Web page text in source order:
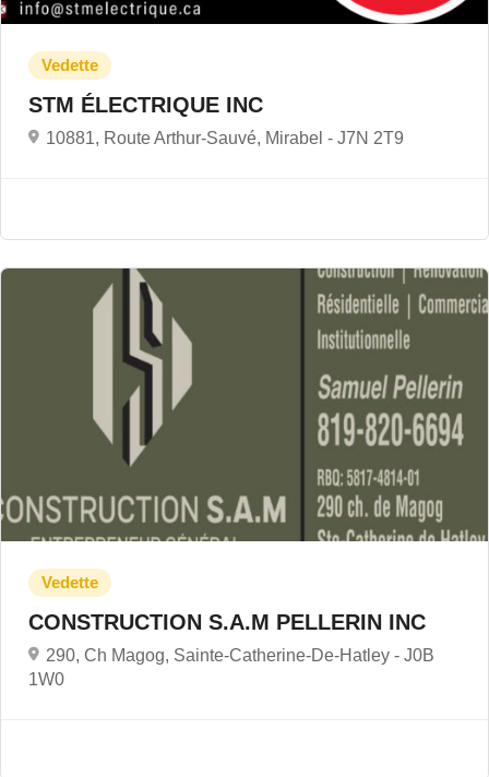
STM ÉLECTRIQUE INC
10881, Route Arthur-Sauvé, Mirabel - J7N 2T9
CONSTRUCTION S.A.M PELLERIN INC
290, Ch Magog, Sainte-Catherine-De-Hatley - J0B
1W0